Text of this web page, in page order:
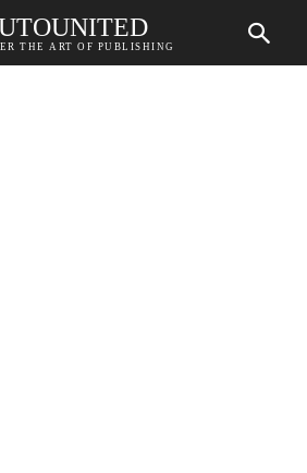
THE ART OF PUBLISHING